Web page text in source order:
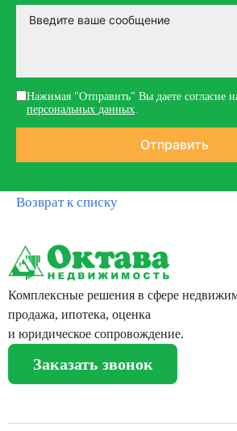
Нажимая "Отправить" Вы даете согласие
персональных данных
Возврат к списку
Комплексные решения в сфере
продажа, ипотека, оценка
и юридическое сопровождение.
Заказать звонок